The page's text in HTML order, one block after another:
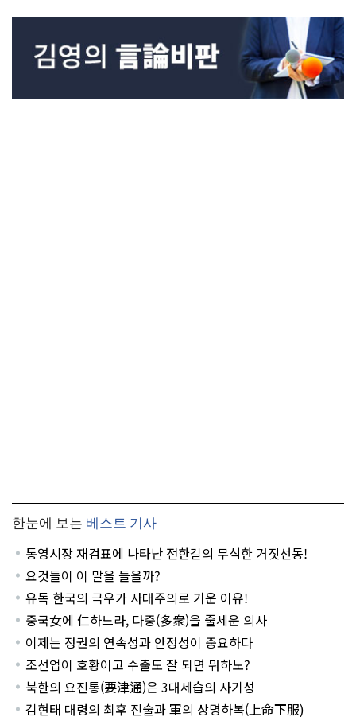
한눈에 보는 베스트 기사
통영시장 재검표에 나타난 전한길의 무식한 거짓선동!
요것들이 이 말을 들을까?
유독 한국의 극우가 사대주의로 기운 이유!
중국女에 仁하느라, 다중(多衆)을 줄세운 의사
이제는 정권의 연속성과 안정성이 중요하다
조선업이 호황이고 수출도 잘 되면 뭐하노?
북한의 요진통(要津通)은 3대세습의 사기성
김현태 대령의 최후 진술과 軍의 상명하복(上命下服)